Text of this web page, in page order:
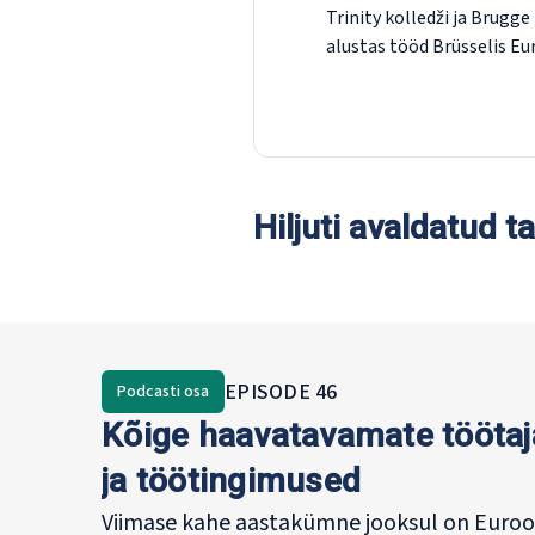
Trinity kolledži ja
alustas tööd Brüsselis
Street Journal
Aafrikas Euroopa
Assotsiatsioonis
demokraatiale ning
pressiesindajana,
teabeosakonda ELi ja
Eurofoundi
Hiljuti avaldatud
Podcasti osa EPISODE 46
Kõige haavatavamate
ja töötingimused
Viimase kahe aastakümne jooksul on